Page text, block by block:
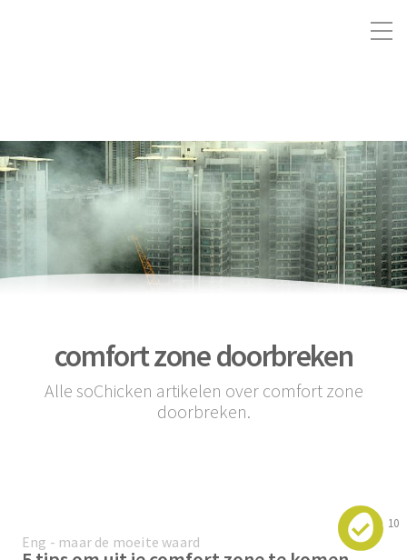
comfort zone doorbreken
Alle soChicken artikelen over comfort zone
doorbreken.
10
Eng - maar de moeite waard